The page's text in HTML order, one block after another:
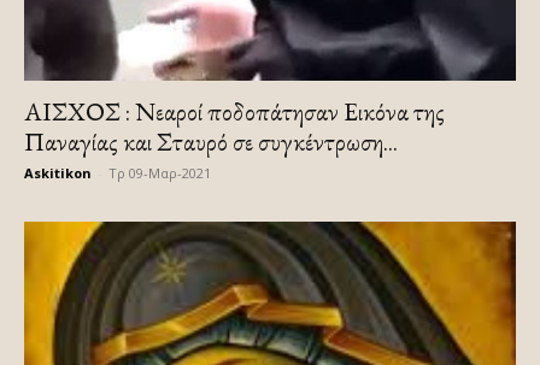
ΑΙΣΧΟΣ : Νεαροί ποδοπάτησαν Εικόνα της
Παναγίας και Σταυρό σε συγκέντρωση...
Askitikon Τρ 09-Μαρ-2021